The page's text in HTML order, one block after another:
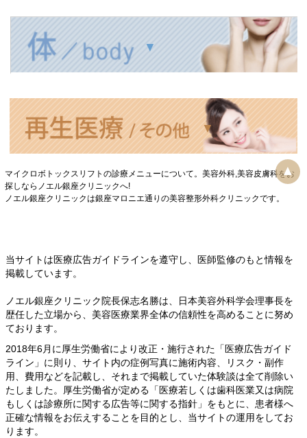
マイクロボトックスリフトの診療メニューについて。美容外科,美容皮膚科をお
探しならノエル銀座クリニックへ!
ノエル銀座クリニックは銀座マロニエ通りの美容整形外科クリニックです。
当サイトは医療広告ガイドラインを遵守し、
医師監修のもと情報を
掲載しています。
ノエル銀座クリニック院長保志名勝は、日本美容外科学会理事長を
歴任した立場から、美容医療業界全体の信頼性を高めることに努め
ております。
2018年6月に厚生労働省により改正・施行された「医療広告ガイド
ライン」に則り、サイト内の症例写真に施術内容、リスク・副作
用、費用などを記載し、それまで掲載していた体験談は全て削除い
たしました。厚生労働省が定める「医療若しくは歯科医業又は病院
もしくは診療所に関する広告等に関する指針」をもとに、患者様へ
正確な情報をお伝えすることを目的とし、当サイトの運用をしてお
ります。
▲